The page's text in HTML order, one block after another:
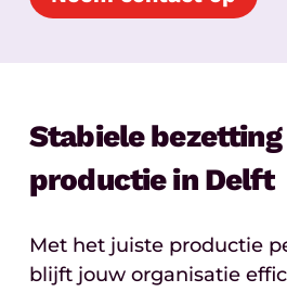
Stabiele bezetting
productie in Delft
Met het juiste productie
blijft jouw organisatie